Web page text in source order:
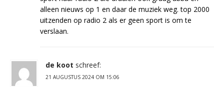
alleen nieuws op 1 en daar de muziek weg. top 2000
uitzenden op radio 2 als er geen sport is om te
verslaan.
de koot schreef:
21 AUGUSTUS 2024 OM 15:06